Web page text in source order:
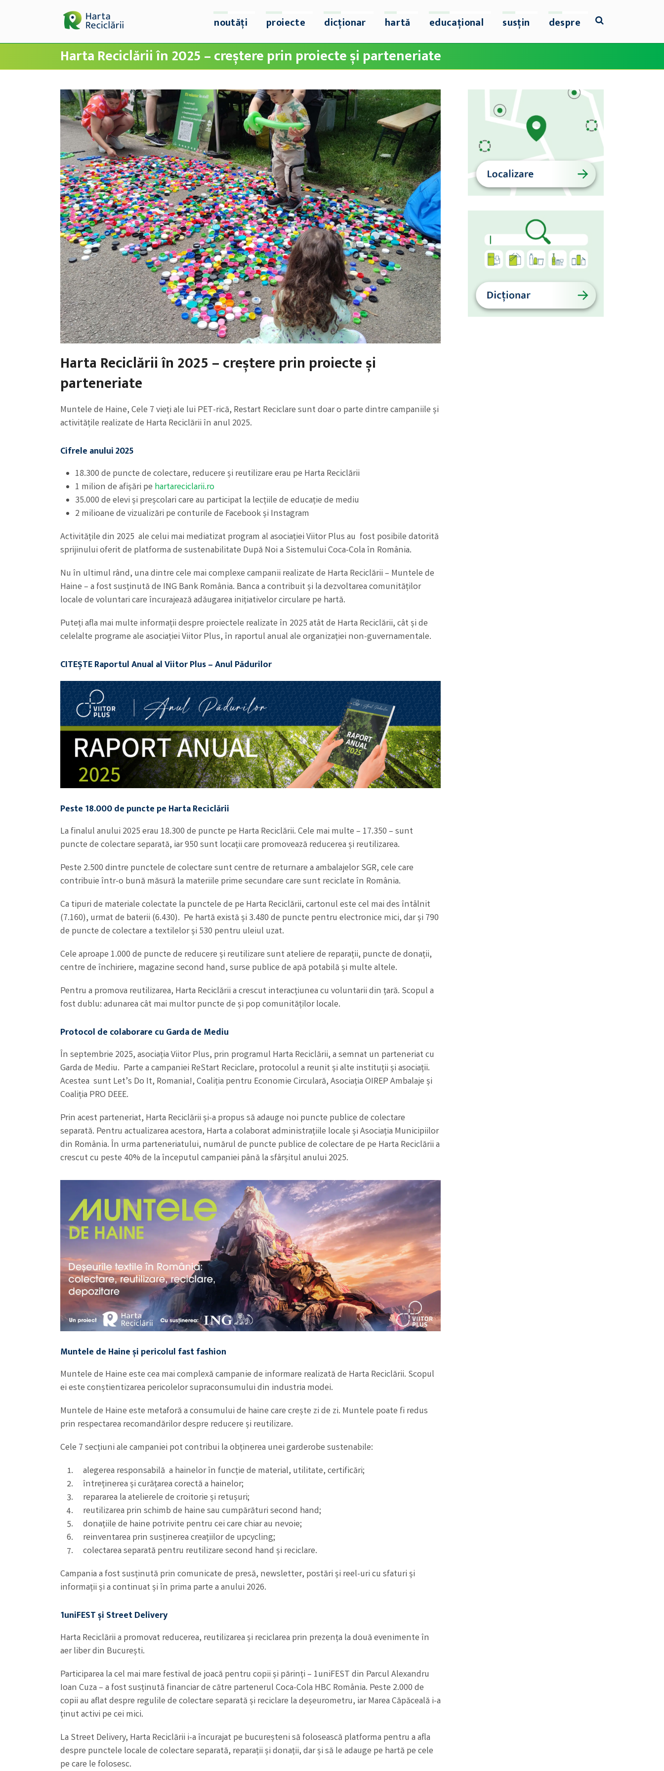
noutăți proiecte dicționar hartă educațional susțin despre
Harta Reciclării în 2025 – creștere prin proiecte și parteneriate
Harta Reciclării în 2025 – creștere prin proiecte și
parteneriate
Muntele de Haine, Cele 7 vieți ale lui PET-rică, Restart Reciclare sunt doar o parte dintre campaniile și
activitățile realizate de Harta Reciclării în anul 2025.
Cifrele anului 2025
18.300 de puncte de colectare, reducere și reutilizare erau pe Harta Reciclării
1 milion de afișări pe hartareciclarii.ro
35.000 de elevi și preșcolari care au participat la lecțiile de educație de mediu
2 milioane de vizualizări pe conturile de Facebook și Instagram
Activitățile din 2025 ale celui mai mediatizat program al asociației Viitor Plus au fost posibile datorită
sprijinului oferit de platforma de sustenabilitate După Noi a Sistemului Coca-Cola în România.
Nu în ultimul rând, una dintre cele mai complexe campanii realizate de Harta Reciclării – Muntele de
Haine – a fost susținută de ING Bank România. Banca a contribuit și la dezvoltarea comunităților
locale de voluntari care încurajează adăugarea inițiativelor circulare pe hartă.
Puteți afla mai multe informații despre proiectele realizate în 2025 atât de Harta Reciclării, cât și de
celelalte programe ale asociației Viitor Plus, în raportul anual ale organizației non-guvernamentale.
CITEȘTERaportul Anual al Viitor Plus – Anul Pădurilor
Peste 18.000 de puncte pe Harta Reciclării
La finalul anului 2025 erau 18.300 de puncte pe Harta Reciclării. Cele mai multe – 17.350 – sunt
puncte de colectare separată, iar 950 sunt locații care promovează reducerea și reutilizarea.
Peste 2.500 dintre punctele de colectare sunt centre de returnare a ambalajelor SGR, cele care
contribuie într-o bună măsură la materiile prime secundare care sunt reciclate în România.
Ca tipuri de materiale colectate la punctele de pe Harta Reciclării, cartonul este cel mai des întâlnit
(7.160), urmat de baterii (6.430). Pe hartă există și 3.480 de puncte pentru electronice mici, dar și 790
de puncte de colectare a textilelor și 530 pentru uleiul uzat.
Cele aproape 1.000 de puncte de reducere și reutilizare sunt ateliere de reparații, puncte de donații,
centre de închiriere, magazine second hand, surse publice de apă potabilă și multe altele.
Pentru a promova reutilizarea, Harta Reciclării a crescut interacțiunea cu voluntarii din țară. Scopul a
fost dublu: adunarea cât mai multor puncte de și pop comunităților locale.
Protocol de colaborare cu Garda de Mediu
În septembrie 2025, asociația Viitor Plus, prin programul Harta Reciclării, a semnat un parteneriat cu
Garda de Mediu. Parte a campaniei ReStart Reciclare, protocolul a reunit și alte instituții și asociații.
Acestea sunt Let’s Do It, Romania!, Coaliția pentru Economie Circulară, Asociația OIREP Ambalaje și
Coaliția PRO DEEE.
Prin acest parteneriat, Harta Reciclării și-a propus să adauge noi puncte publice de colectare
separată. Pentru actualizarea acestora, Harta a colaborat administrațiile locale și Asociația Municipiilor
din România. În urma parteneriatului, numărul de puncte publice de colectare de pe Harta Reciclării a
crescut cu peste 40% de la începutul campaniei până la sfârșitul anului 2025.
Muntele de Haine și pericolul fast fashion
Muntele de Haine este cea mai complexă campanie de informare realizată de Harta Reciclării. Scopul
ei este conștientizarea pericolelor supraconsumului din industria modei.
Muntele de Haine este metaforă a consumului de haine care crește zi de zi. Muntele poate fi redus
prin respectarea recomandărilor despre reducere și reutilizare.
Cele 7 secțiuni ale campaniei pot contribui la obținerea unei garderobe sustenabile:
alegerea responsabilă a hainelor în funcție de material, utilitate, certificări;
întreținerea și curățarea corectă a hainelor;
repararea la atelierele de croitorie și retușuri;
reutilizarea prin schimb de haine sau cumpărături second hand;
donațiile de haine potrivite pentru cei care chiar au nevoie;
reinventarea prin susținerea creațiilor de upcycling;
colectarea separată pentru reutilizare second hand și reciclare.
Campania a fost susținută prin comunicate de presă, newsletter, postări și reel-uri cu sfaturi și
informații și a continuat și în prima parte a anului 2026.
1uniFEST și Street Delivery
Harta Reciclării a promovat reducerea, reutilizarea și reciclarea prin prezența la două evenimente în
aer liber din București.
Participarea la cel mai mare festival de joacă pentru copii și părinți – 1uniFEST din Parcul Alexandru
Ioan Cuza – a fost susținută financiar de către partenerul Coca-Cola HBC România. Peste 2.000 de
copii au aflat despre regulile de colectare separată și reciclare la deșeurometru, iar Marea Căpăceală i-a
ținut activi pe cei mici.
La Street Delivery, Harta Reciclării i-a încurajat pe bucureșteni să folosească platforma pentru a afla
despre punctele locale de colectare separată, reparații și donații, dar și să le adauge pe hartă pe cele
pe care le folosesc.